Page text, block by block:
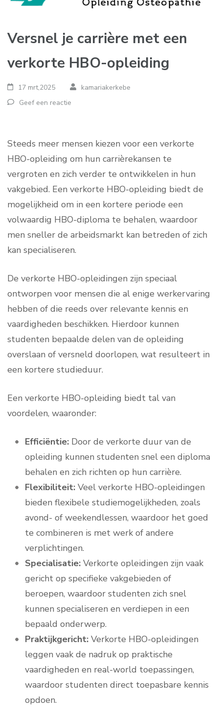
Versnel je carrière met een
verkorte HBO-opleiding
17 mrt,2025
kamariakerkebe
Geef een reactie
Steeds meer mensen kiezen voor een verkorte
HBO-opleiding om hun carrièrekansen te
vergroten en zich verder te ontwikkelen in hun
vakgebied. Een verkorte HBO-opleiding biedt de
mogelijkheid om in een kortere periode een
volwaardig HBO-diploma te behalen, waardoor
men sneller de arbeidsmarkt kan betreden of zich
kan specialiseren.
De verkorte HBO-opleidingen zijn speciaal
ontworpen voor mensen die al enige werkervaring
hebben of die reeds over relevante kennis en
vaardigheden beschikken. Hierdoor kunnen
studenten bepaalde delen van de opleiding
overslaan of versneld doorlopen, wat resulteert in
een kortere studieduur.
Een verkorte HBO-opleiding biedt tal van
voordelen, waaronder:
Efficiëntie: Door de verkorte duur van de
opleiding kunnen studenten snel een diploma
behalen en zich richten op hun carrière.
Flexibiliteit: Veel verkorte HBO-opleidingen
bieden flexibele studiemogelijkheden, zoals
avond- of weekendlessen, waardoor het goed
te combineren is met werk of andere
verplichtingen.
Specialisatie: Verkorte opleidingen zijn vaak
gericht op specifieke vakgebieden of
beroepen, waardoor studenten zich snel
kunnen specialiseren en verdiepen in een
bepaald onderwerp.
Praktijkgericht: Verkorte HBO-opleidingen
leggen vaak de nadruk op praktische
vaardigheden en real-world toepassingen,
waardoor studenten direct toepasbare kennis
opdoen.